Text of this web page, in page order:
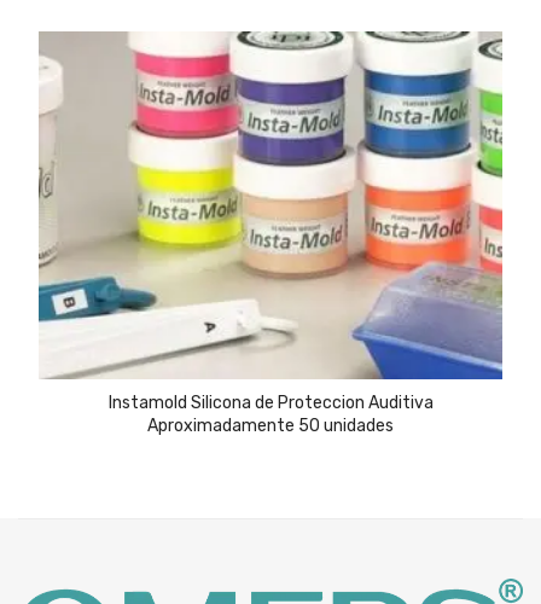
Instamold Silicona de Proteccion Auditiva
Aproximadamente 50 unidades